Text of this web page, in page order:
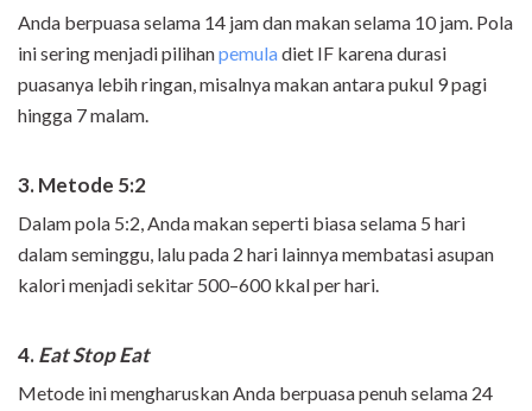
Anda berpuasa selama 14 jam dan makan selama 10 jam. Pola
ini sering menjadi pilihanpemuladiet IF karena durasi
puasanya lebih ringan, misalnya makan antara pukul 9 pagi
hingga 7 malam.
3. Metode 5:2
Dalam pola 5:2, Anda makan seperti biasa selama 5 hari
dalam seminggu, lalu pada 2 hari lainnya membatasi asupan
kalori menjadi sekitar 500–600 kkal per hari.
4.Eat Stop Eat
Metode ini mengharuskan Anda berpuasa penuh selama 24